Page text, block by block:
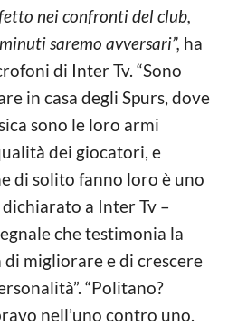
nei confronti del club,
saremo avversari”, ha
di Inter Tv. “Sono
in casa degli Spurs, dove
sono le loro armi
dei giocatori, e
di solito fanno loro è uno
a Inter Tv –
che testimonia la
migliorare e di crescere
“Politano?
nell’uno contro uno.